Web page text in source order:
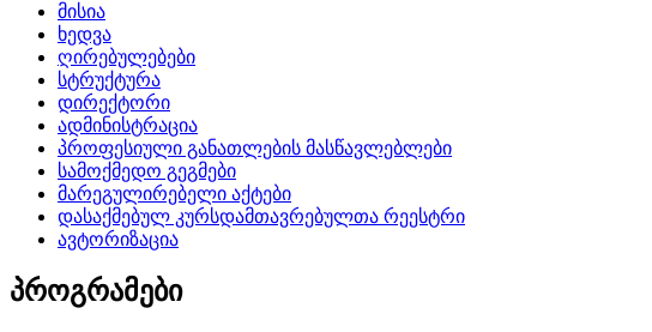
მისია
ხედვა
ღირებულებები
სტრუქტურა
დირექტორი
ადმინისტრაცია
პროფესიული განათლების მასწავლებლები
სამოქმედო გეგმები
მარეგულირებელი აქტები
დასაქმებულ კურსდამთავრებულთა რეესტრი
ავტორიზაცია
პროგრამები